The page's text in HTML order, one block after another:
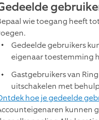
wie toegang heeft
Gedeelde gebruikers
eigenaar toestemming
Gastgebruikers van
uitschakelen met
hoe je gedeelde
kunnen